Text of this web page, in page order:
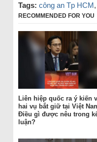
Tags: công an Tp HCM,
RECOMMENDED FOR YOU
Liên hiệp quốc ra ý kiến
hai vụ bắt giữ tại Việt
Điều gì được nêu trong
luận?